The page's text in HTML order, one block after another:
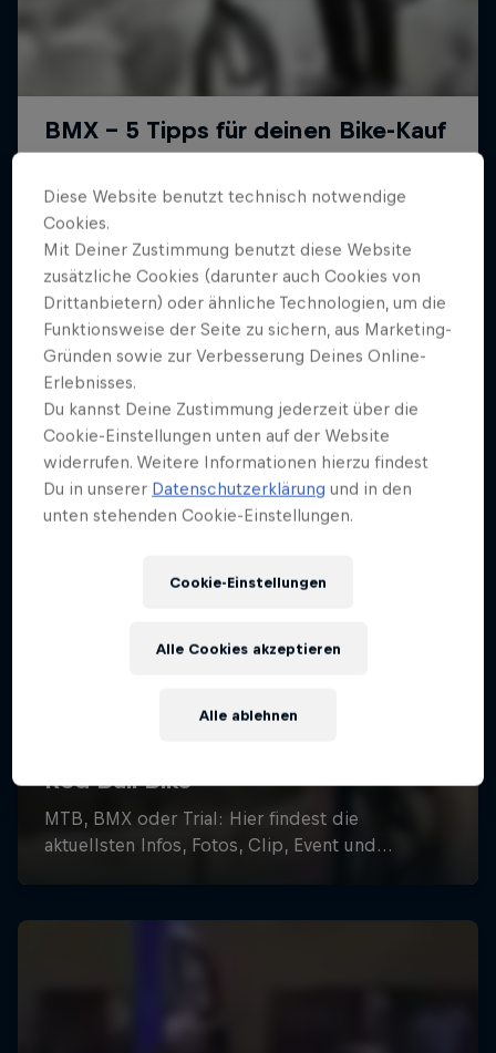
Diese Website benutzt technisch notwendige
Cookies.
Mit Deiner Zustimmung benutzt diese Website
zusätzliche Cookies (darunter auch Cookies von
Drittanbietern) oder ähnliche Technologien, um die
Funktionsweise der Seite zu sichern, aus Marketing-
Gründen sowie zur Verbesserung Deines Online-
Erlebnisses.
Du kannst Deine Zustimmung jederzeit über die
Cookie-Einstellungen unten auf der Website
widerrufen. Weitere Informationen hierzu findest
Du in unserer Datenschutzerklärung und in den
unten stehenden Cookie-Einstellungen.
Cookie-Einstellungen
Alle ablehnen
Alle Cookies akzeptieren